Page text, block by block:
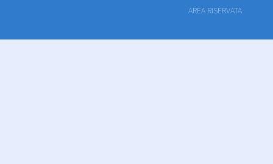
AREA RISERVATA